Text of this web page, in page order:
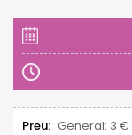
Preu: General: 3 €